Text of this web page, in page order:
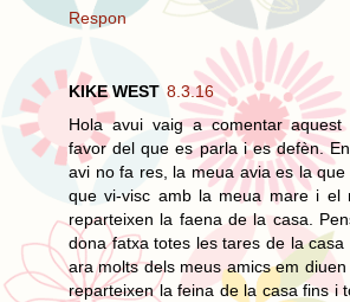
Respon
KIKE WEST 8.3.16
Hola avui vaig a comentar
favor del que es parla i es defèn.
avi no fa res, la meua avia es la
que vi-visc amb la meua mare i el
reparteixen la faena de la casa.
dona fatxa totes les tares de la
ara molts dels meus amics em
reparteixen la feina de la casa fins i